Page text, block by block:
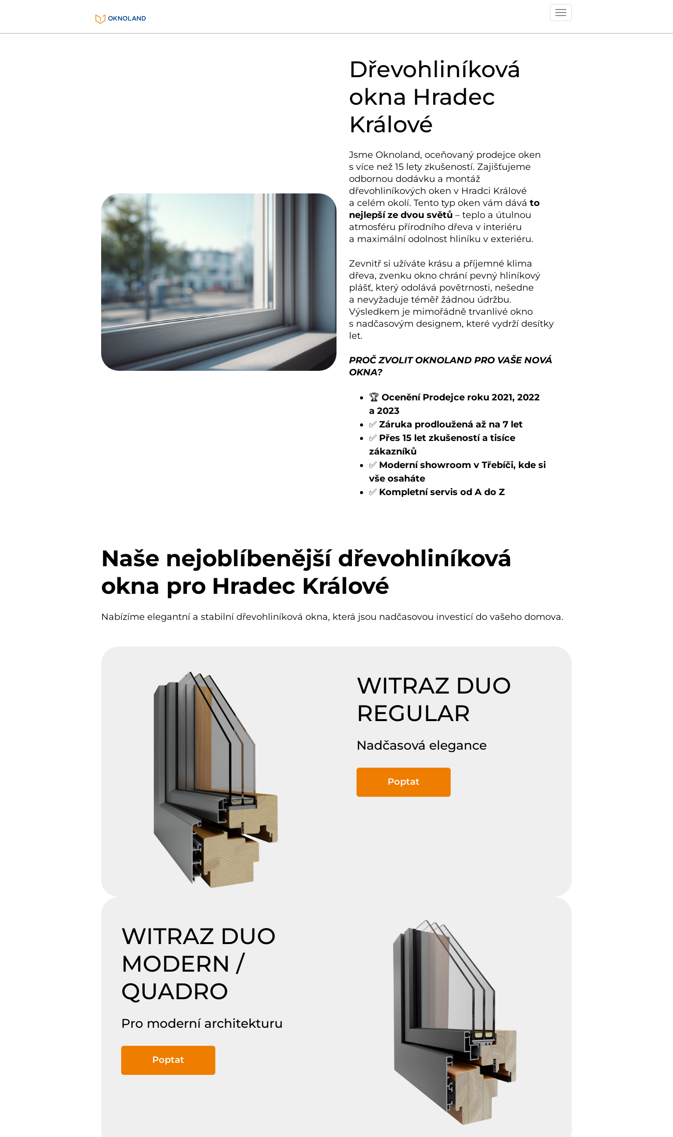
Toggle
Dřevohliníková
okna Hradec
Králové
Jsme Oknoland, oceňovaný prodejce oken
s více než 15 lety zkušeností. Zajišťujeme
odbornou dodávku a montáž
dřevohliníkových oken v Hradci Králové
a celém okolí. Tento typ oken vám dává to
nejlepší ze dvou světů – teplo a útulnou
atmosféru přírodního dřeva v interiéru
a maximální odolnost hliníku v exteriéru.
Zevnitř si užíváte krásu a příjemné klima
dřeva, zvenku okno chrání pevný hliníkový
plášť, který odolává povětrnosti, nešedne
a nevyžaduje téměř žádnou údržbu.
Výsledkem je mimořádně trvanlivé okno
s nadčasovým designem, které vydrží desítky
let.
PROČ ZVOLIT OKNOLAND PRO VAŠE NOVÁ
OKNA?
🏆 Ocenění Prodejce roku 2021, 2022
a 2023
✅ Záruka prodloužená až na 7 let
✅ Přes 15 let zkušeností a tisíce
zákazníků
✅ Moderní showroom v Třebíči, kde si
vše osaháte
✅ Kompletní servis od A do Z
Naše nejoblíbenější dřevohliníková
okna pro Hradec Králové
Nabízíme elegantní a stabilní dřevohliníková okna, která jsou nadčasovou investicí do vašeho domova.
WITRAZ DUO
REGULAR
Nadčasová elegance
Poptat
WITRAZ DUO
MODERN /
QUADRO
Pro moderní architekturu
Poptat